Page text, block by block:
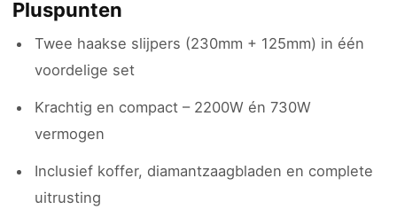
Pluspunten
Twee haakse slijpers (230mm + 125mm) in één
voordelige set
Krachtig en compact – 2200W én 730W
vermogen
Inclusief koffer, diamantzaagbladen en complete
uitrusting